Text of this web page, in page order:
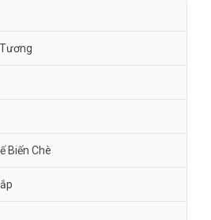
Biến Chè